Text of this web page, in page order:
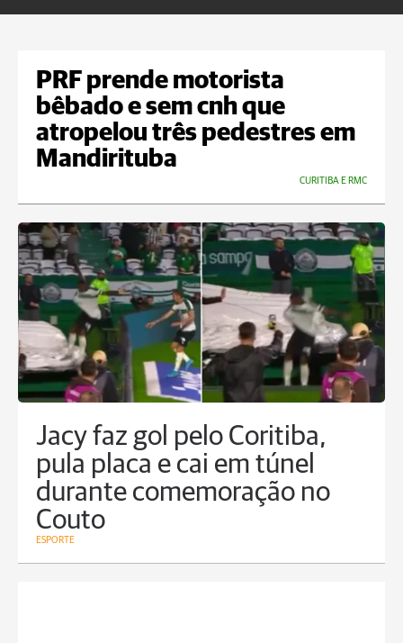
PRF prende motorista
bêbado e sem cnh que
atropelou três pedestres em
Mandirituba
CURITIBA E RMC
Jacy faz gol pelo Coritiba,
pula placa e cai em túnel
durante comemoração no
Couto
ESPORTE